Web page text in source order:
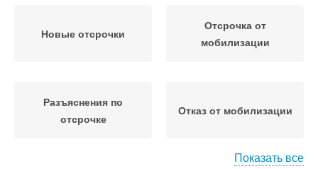
Новые отсрочки
Отсрочка от
мобилизации
Разъяснения по
отсрочке
Отказ от мобилизации
Показать все